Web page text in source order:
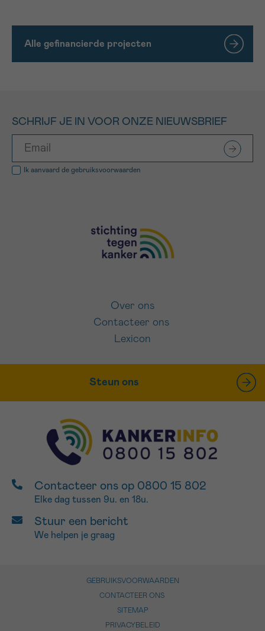
Alle gefinancierde projecten
SCHRIJF JE IN VOOR ONZE NIEUWSBRIEF
Ik aanvaard de gebruiksvoorwaarden
Over ons
Contacteer ons
Lexicon
Steun ons
Contacteer ons op 0800 15 802
Elke dag tussen 9u. en 18u.
Stuur een bericht
We helpen je graag
GEBRUIKSVOORWAARDEN
CONTACTEER ONS
SITEMAP
PRIVACYBELEID